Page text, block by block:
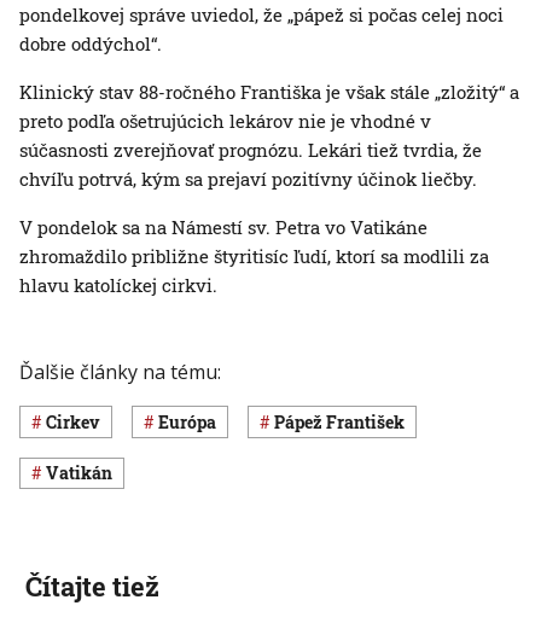
pondelkovej správe uviedol, že „pápež si počas celej noci
dobre oddýchol“.
Klinický stav 88-ročného Františka je však stále „zložitý“ a
preto podľa ošetrujúcich lekárov nie je vhodné v
súčasnosti zverejňovať prognózu. Lekári tiež tvrdia, že
chvíľu potrvá, kým sa prejaví pozitívny účinok liečby.
V pondelok sa na Námestí sv. Petra vo Vatikáne
zhromaždilo približne štyritisíc ľudí, ktorí sa modlili za
hlavu katolíckej cirkvi.
Ďalšie články na tému:
cirkev Európa pápež František
Vatikán
Čítajte tiež